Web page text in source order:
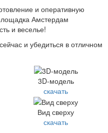
и оперативную
Амстердам
и веселье!
и убедиться в отличном
3D-модель
скачать
Вид сверху
скачать